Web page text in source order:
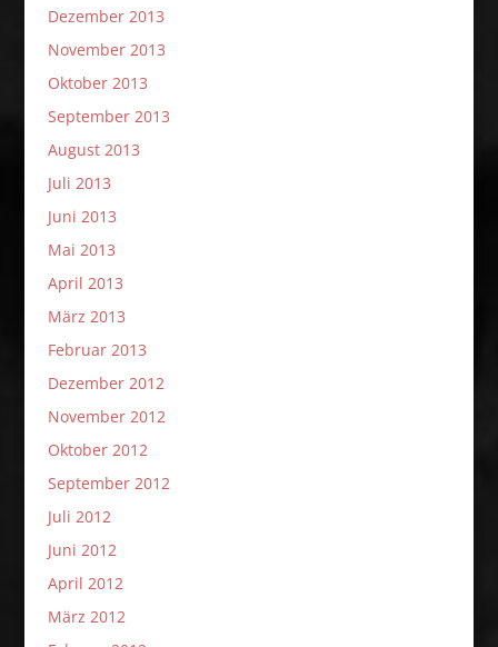
Dezember 2013
November 2013
Oktober 2013
September 2013
August 2013
Juli 2013
Juni 2013
Mai 2013
April 2013
März 2013
Februar 2013
Dezember 2012
November 2012
Oktober 2012
September 2012
Juli 2012
Juni 2012
April 2012
März 2012